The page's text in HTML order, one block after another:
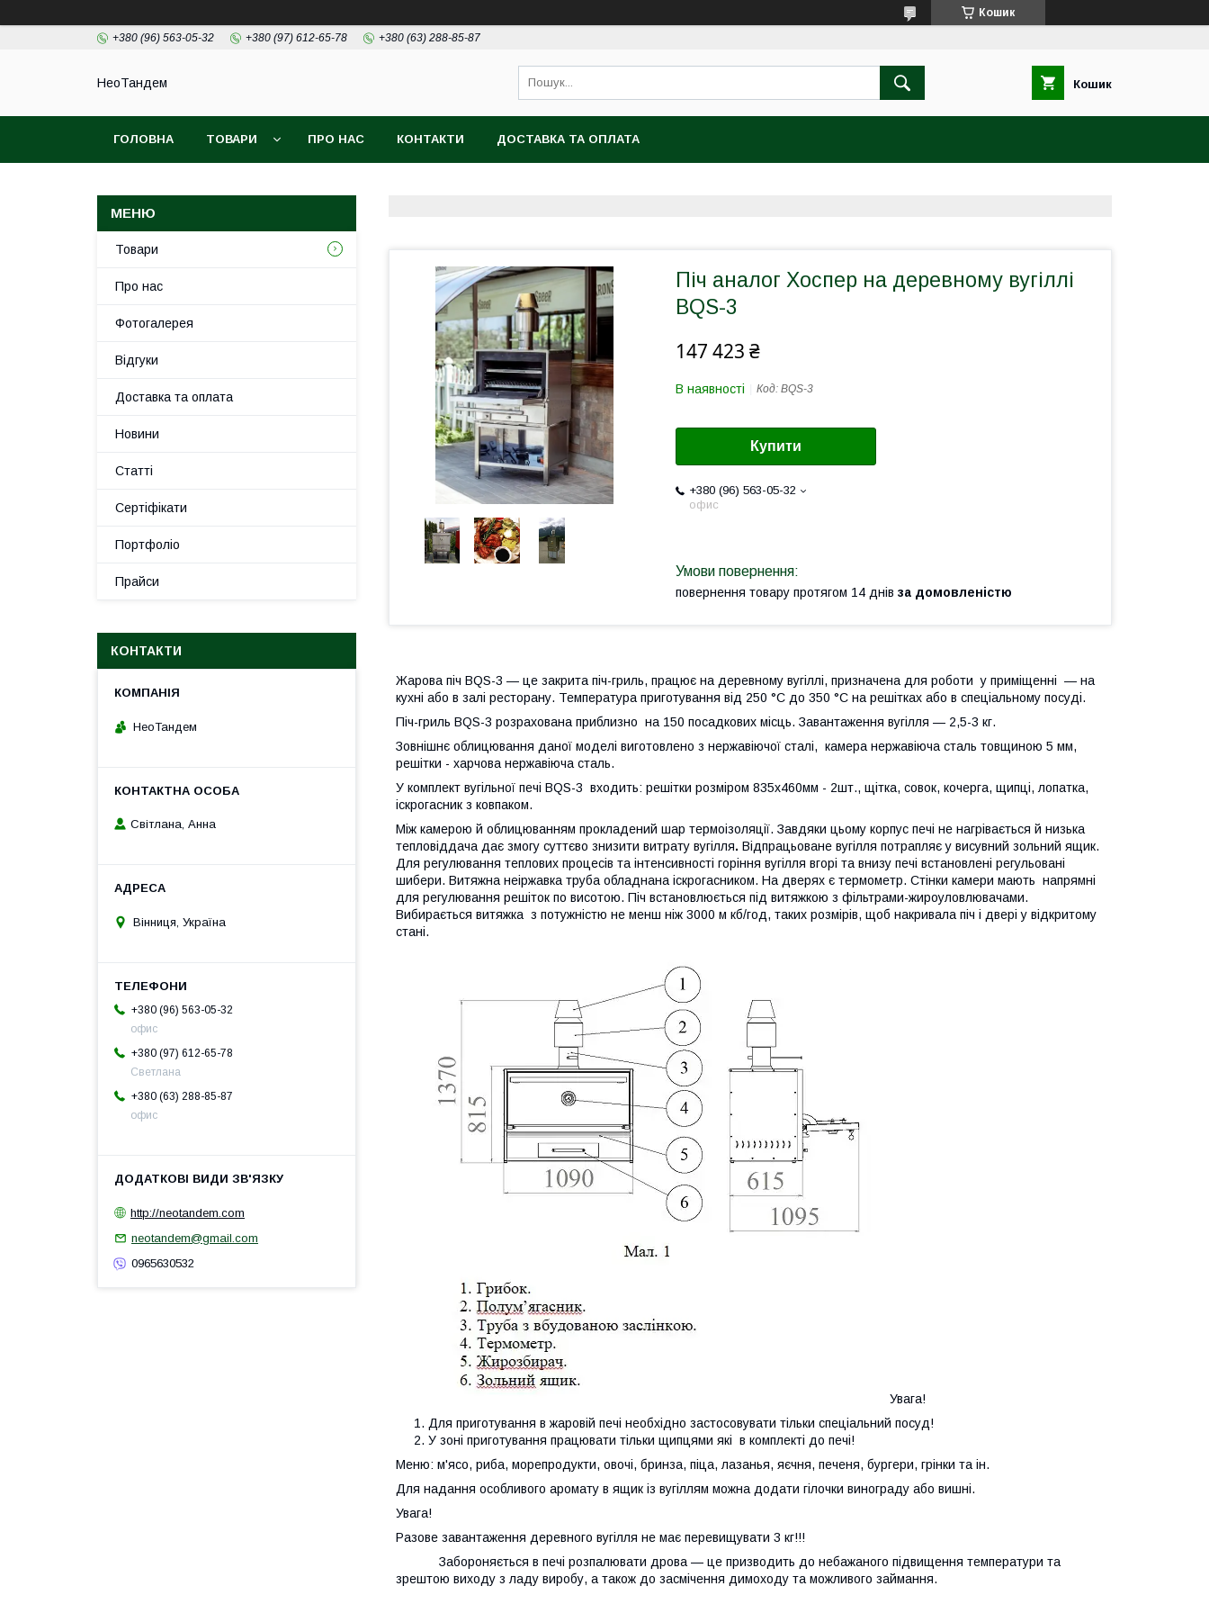
Кошик
+380 (96) 563-05-32 +380 (97) 612-65-78 +380 (63) 288-85-87
НеоТандем Кошик
ГОЛОВНА ТОВАРИ ПРО НАС КОНТАКТИ ДОСТАВКА ТА ОПЛАТА
Піч аналог Хоспер на деревному вугіллі
ВQS-3
147 423 ₴
В наявності Код: ВQS-3
Купити
+380 (96) 563-05-32
офис
повернення товару протягом 14 днів за домовленістю
Жарова піч ВQS-3 — це закрита піч-гриль, працює на деревному вугіллі, призначена для роботи у приміщенні — на
кухні або в залі ресторану. Температура приготування від 250 °C до 350 °C на решітках або в спеціальному посуді.
Піч-гриль ВQS-3 розрахована приблизно на 150 посадкових місць. Завантаження вугілля — 2,5-3 кг.
Зовнішнє облицювання даної моделі виготовлено з нержавіючої сталі, камера нержавіюча сталь товщиною 5 мм,
решітки - харчова нержавіюча сталь.
У комплект вугільної печі ВQS-3 входить: решітки розміром 835х460мм - 2шт., щітка, совок, кочерга, щипці, лопатка,
іскрогасник з ковпаком.
Між камерою й облицюванням прокладений шар термоізоляції. Завдяки цьому корпус печі не нагрівається й низька
тепловіддача дає змогу суттєво знизити витрату вугілля. Відпрацьоване вугілля потрапляє у висувний зольний ящик.
Для регулювання теплових процесів та інтенсивності горіння вугілля вгорі та внизу печі встановлені регульовані
шибери. Витяжна неіржавка труба обладнана іскрогасником. На дверях є термометр. Стінки камери мають напрямні
для регулювання решіток по висотою. Піч встановлюється під витяжкою з фільтрами-жироуловлювачами.
Вибирається витяжка з потужністю не менш ніж 3000 м кб/год, таких розмірів, щоб накривала піч і двері у відкритому
стані.
Увага!
Для приготування в жаровій печі необхідно застосовувати тільки спеціальний посуд!
У зоні приготування працювати тільки щипцями які в комплекті до печі!
Меню: м'ясо, риба, морепродукти, овочі, бринза, піца, лазанья, яєчня, печеня, бургери, грінки та ін.
Для надання особливого аромату в ящик із вугіллям можна додати гілочки винограду або вишні.
Увага!
Разове завантаження деревного вугілля не має перевищувати 3 кг!!!
Забороняється в печі розпалювати дрова — це призводить до небажаного підвищення температури та
зрештою виходу з ладу виробу, а також до засмічення димоходу та можливого займання.
Товари
Про нас
Фотогалерея
Відгуки
Доставка та оплата
Новини
Статті
Сертіфікати
Портфоліо
Прайси
КОНТАКТИ
НеоТандем
Світлана, Анна
Вінниця, Україна
+380 (96) 563-05-32
офис
+380 (97) 612-65-78
Светлана
+380 (63) 288-85-87
офис
http://neotandem.com
neotandem@gmail.com
0965630532